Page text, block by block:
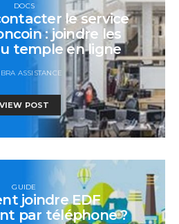
DOCS
le service
: joindre les
temple en ligne
ASSISTANCE
VIEW POST
GUIDE
joindre EDF
par téléphone ?